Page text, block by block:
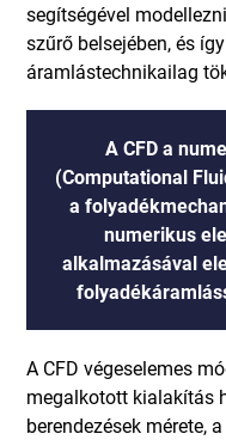
segítségével
szűrő belsejében, és
áramlástechnikailag
A CFD a
(Computational
a
numerikus
alkalmazásával
A CFD végeselemes
megalkotott kialakítás
berendezések mérete,